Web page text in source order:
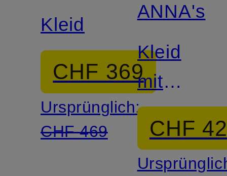
Kleid
CHF 369
Ursprünglich:
CHF 469
ANNA's
Kleid
mit
Rüschen
CHF